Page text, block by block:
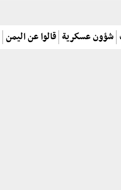
شؤون عسكرية قالوا عن اليمن